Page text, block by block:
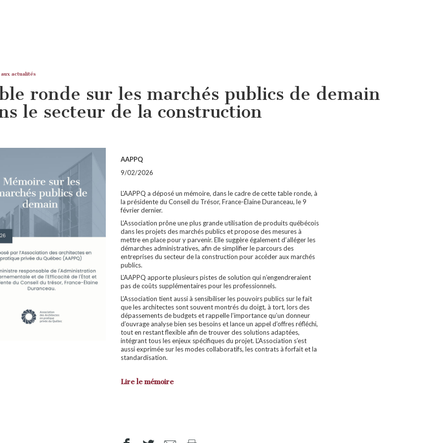
actualités
ronde sur les marchés publics de demain
le secteur de la construction
AAPPQ
9/02/2026
L’AAPPQ a déposé un mémoire, dans le cadre de cette table ronde, à
la présidente du Conseil du Trésor, France-Élaine Duranceau, le 9
février dernier.
L’Association prône une plus grande utilisation de produits québécois
dans les projets des marchés publics et propose des mesures à
mettre en place pour y parvenir. Elle suggère également d’alléger les
démarches administratives, afin de simplifier le parcours des
entreprises du secteur de la construction pour accéder aux marchés
publics.
L’AAPPQ apporte plusieurs pistes de solution qui n’engendreraient
pas de coûts supplémentaires pour les professionnels.
L’Association tient aussi à sensibiliser les pouvoirs publics sur le fait
que les architectes sont souvent montrés du doigt, à tort, lors des
dépassements de budgets et rappelle l’importance qu’un donneur
d’ouvrage analyse bien ses besoins et lance un appel d’offres réfléchi,
tout en restant flexible afin de trouver des solutions adaptées,
intégrant tous les enjeux spécifiques du projet. L’Association s’est
aussi exprimée sur les modes collaboratifs, les contrats à forfait et la
standardisation.
Lire le mémoire